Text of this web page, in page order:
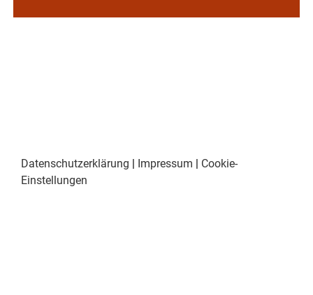
Datenschutzerklärung | Impressum | Cookie-
Einstellungen